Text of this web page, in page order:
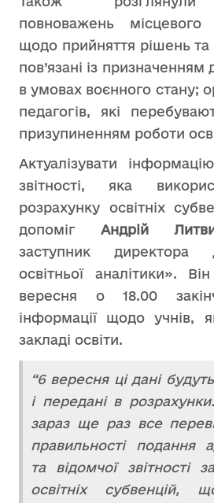
повноважень місцевого
щодо прийняття рішень та
пов’язані із
в умовах воєнного стану;
педагогів, які
призупиненням роботи
Актуалізувати
звітності, яка
розрахунку освітніх
допоміг Андрій
заступник директора
освітньої аналітики».
вересня о 18.00
інформації щодо учнів,
закладі освіти.
“6 вересня ці дані
і передані в
зараз ще раз все
правильності подання
та відомчої звітності
освітніх субвенцій,